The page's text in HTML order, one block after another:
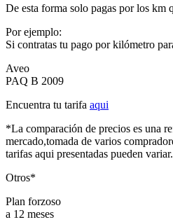
De esta forma solo pagas por los km
Por ejemplo:
Si contratas tu pago por kilómetro
Aveo
PAQ B 2009
Encuentra tu tarifa aqui
*La comparación de precios es una
mercado,tomada de varios
tarifas aqui presentadas pueden variar.
Otros*
Plan forzoso
a 12 meses